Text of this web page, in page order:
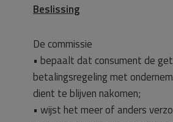
Beslissing
De commissie
• bepaalt dat consument de
betalingsregeling met
dient te blijven nakomen;
• wijst het meer of anders